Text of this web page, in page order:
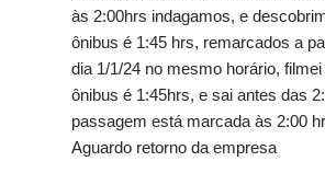
às 2:00hrs indagamos, e
ônibus é 1:45 hrs, remarcados a
dia 1/1/24 no mesmo horário,
ônibus é 1:45hrs, e sai antes das
passagem está marcada às 2:00
Aguardo retorno da empresa